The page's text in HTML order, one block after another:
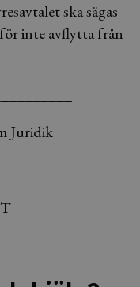
ska sägas
inte avflytta från
Juridik